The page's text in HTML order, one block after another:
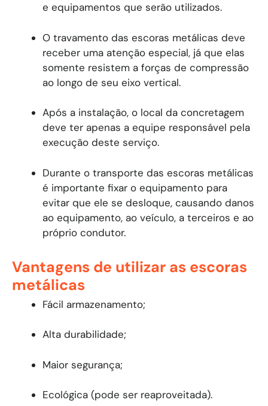
e equipamentos que serão utilizados.
O travamento das escoras metálicas deve
receber uma atenção especial, já que elas
somente resistem a forças de compressão
ao longo de seu eixo vertical.
Após a instalação, o local da concretagem
deve ter apenas a equipe responsável pela
execução deste serviço.
Durante o transporte das escoras metálicas
é importante fixar o equipamento para
evitar que ele se desloque, causando danos
ao equipamento, ao veículo, a terceiros e ao
próprio condutor.
Vantagens de utilizar as escoras
metálicas
Fácil armazenamento;
Alta durabilidade;
Maior segurança;
Ecológica (pode ser reaproveitada).